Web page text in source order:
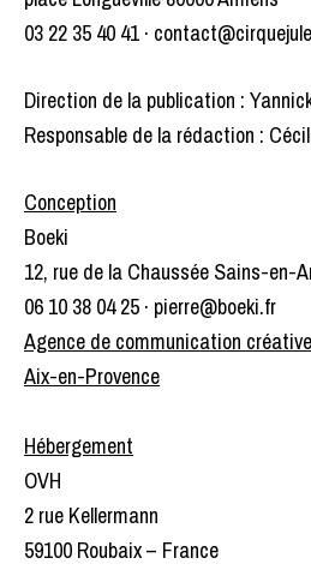
03 22 35 40 41 ·
Direction de la publication :
Responsable de la rédaction :
Conception
Boeki
12, rue de la Chaussée Sains-en-
06 10 38 04 25 · pierre@boeki.fr
Agence de communication
Aix-en-Provence
Hébergement
OVH
2 rue Kellermann
59100 Roubaix – France